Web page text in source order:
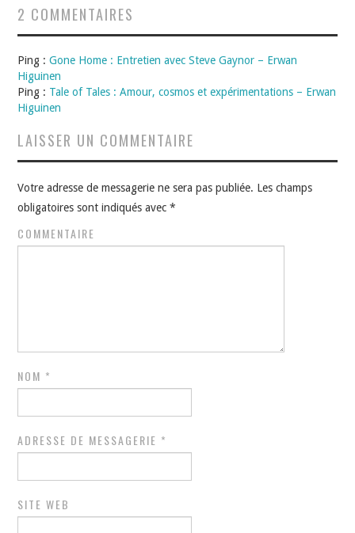
2 COMMENTAIRES
Ping :Gone Home : Entretien avec Steve Gaynor – Erwan
Higuinen
Ping : Tale of Tales : Amour, cosmos et expérimentations – Erwan
Higuinen
LAISSER UN COMMENTAIRE
Votre adresse de messagerie ne sera pas publiée. Les champs
obligatoires sont indiqués avec*
COMMENTAIRE
NOM *
ADRESSE DE MESSAGERIE *
SITE WEB